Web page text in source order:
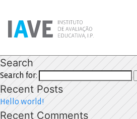
Search
Search for:
Recent Posts
Hello world!
Recent Comments